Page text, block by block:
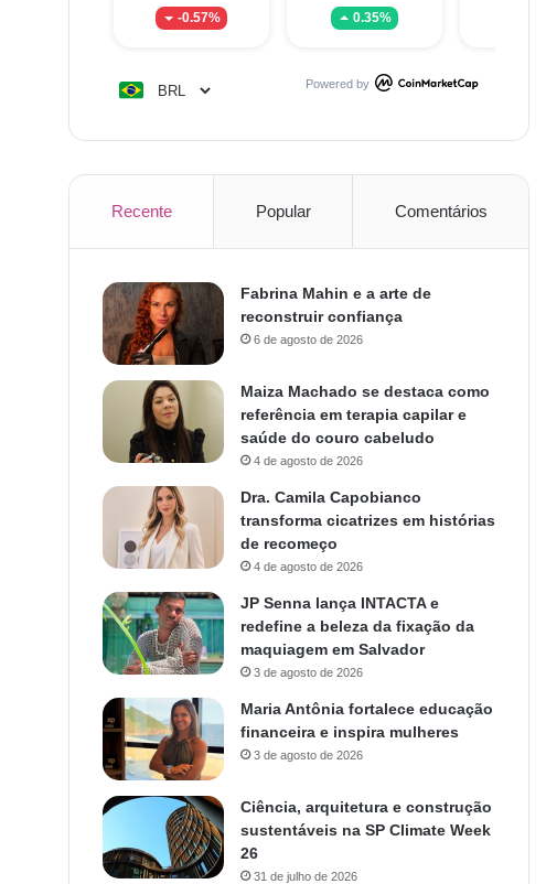
-0.57% 0.35%
Powered by
Recente Popular Comentários
Fabrina Mahin e a arte de
reconstruir confiança
6 de agosto de 2026
Maiza Machado se destaca como
referência em terapia capilar e
saúde do couro cabeludo
4 de agosto de 2026
Dra. Camila Capobianco
transforma cicatrizes em histórias
de recomeço
4 de agosto de 2026
JP Senna lança INTACTA e
redefine a beleza da fixação da
maquiagem em Salvador
3 de agosto de 2026
Maria Antônia fortalece educação
financeira e inspira mulheres
3 de agosto de 2026
Ciência, arquitetura e construção
sustentáveis na SP Climate Week
26
31 de julho de 2026